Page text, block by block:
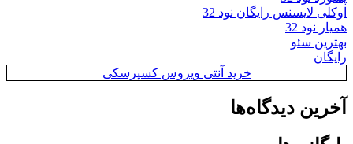
اوکلی لایسنس رایگان نود 32
همیار نود 32
بهترین سئو
رایگان
خرید آنتی ویروس کسپرسکی
آخرین دیدگاه‌ها